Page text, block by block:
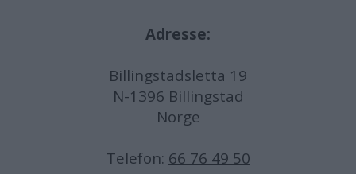
Adresse:
Billingstadsletta 19
N-1396 Billingstad
Norge
Telefon: 66 76 49 50